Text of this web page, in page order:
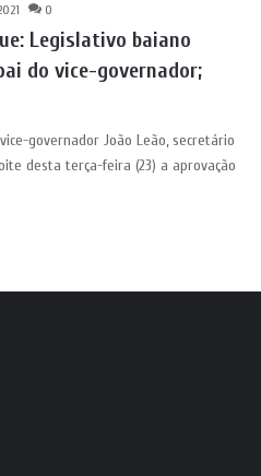
0
Legislativo baiano
do vice-governador;
governador João Leão, secretário
desta terça-feira (23) a aprovação